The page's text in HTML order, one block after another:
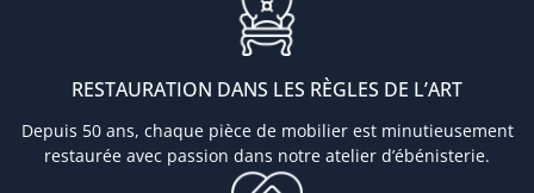
RESTAURATION DANS LES RÈGLES DE L’ART
Depuis 50 ans, chaque pièce de mobilier est minutieusement
restaurée avec passion dans notre atelier d’ébénisterie.